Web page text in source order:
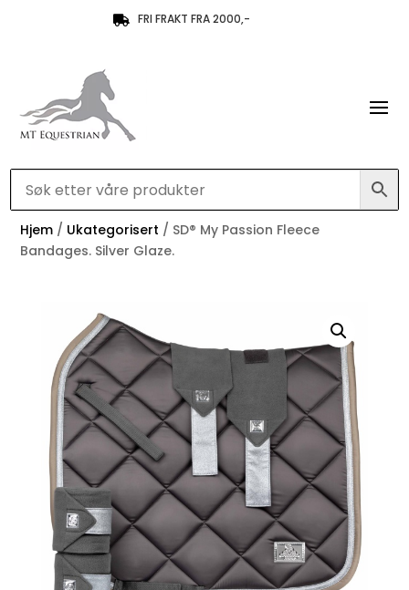
 FRI FRAKT FRA 2000,-
Hjem / Ukategorisert / SD® My Passion Fleece
Bandages. Silver Glaze.